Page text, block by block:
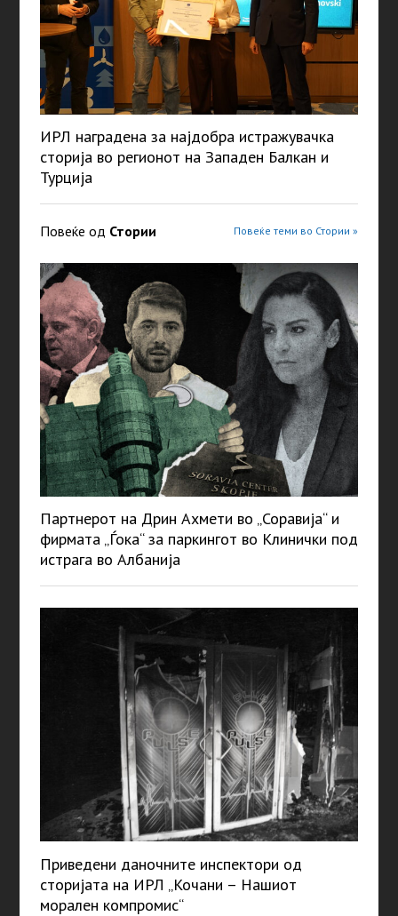
ИРЛ наградена за најдобра истражувачка
сторија во регионот на Западен Балкан и
Турција
Повеќе од Стории Повеќе теми во Стории »
Партнерот на Дрин Ахмети во „Соравија“ и
фирмата „Ѓока“ за паркингот во Клинички под
истрага во Албанија
Приведени даночните инспектори од
сторијата на ИРЛ „Кочани – Нашиот
морален компромис“